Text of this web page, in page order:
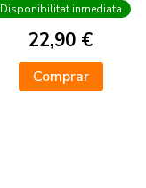
Disponibilitat inmediata
22,90 €
Comprar